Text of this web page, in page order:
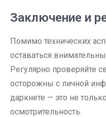
Заключение и
Помимо технических
оставаться
Регулярно проверяйте
осторожны с личной
даркнете — это не
осмотрительность.